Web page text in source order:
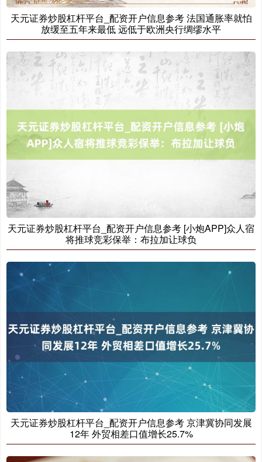
深证成指 14311.01 +200.89 +1.42%
沪深300 4694.44 +43.13 +0.93%
北证50 1134.24 +11.37 +1.01%
天元证券炒股杠杆平台_配资开户信息参考 法国通胀率就怕
放缓至五年来最低 远低于欧洲央行绸缪水平
天元证券炒股杠杆平台_配资开户信息参考 [小炮APP]众人宿
将推球竞彩保举：布拉加让球负
天元证券炒股杠杆平台_配资开户信息参考 京津冀协同发展
12年 外贸相差口值增长25.7%